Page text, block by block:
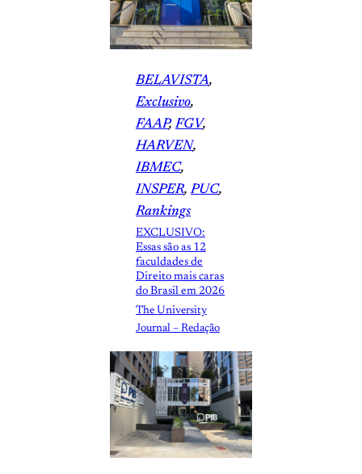
BELAVISTA
Exclusivo
FAAP, FGV
HARVEN
IBMEC
INSPER, PUC
Rankings
EXCLUSIVO:
Essas são as 12
faculdades de
Direito mais caras
do Brasil em 2026
The University
Journal – Redação